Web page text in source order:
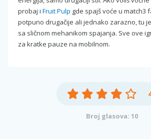
probaj i Fruit Pulp gde spajš voće u match3
potpuno drugačije ali jednako zarazno, tu je
sa sličnom mehanikom spajanja. Sve ove
za kratke pauze na mobilnom.
Broj glasova: 10